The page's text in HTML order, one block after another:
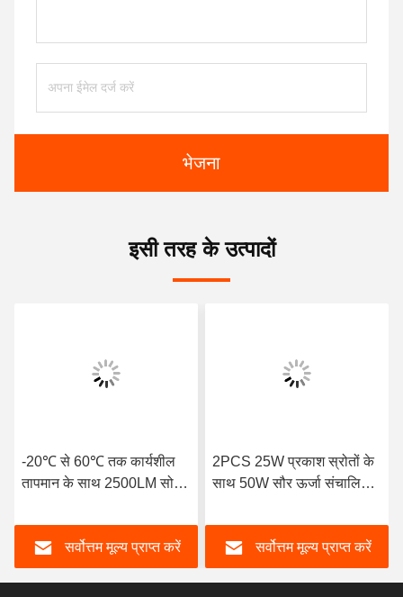
भेजना
इसी तरह के उत्पादों
-20℃ से 60℃ तक कार्यशील
तापमान के साथ 2500LM सोलर
सर्वोत्तम मूल्य प्राप्त करें
2PCS 25W प्रकाश स्रोतों के
साथ 50W सौर ऊर्जा संचालित
सर्वोत्तम मूल्य प्राप्त करें